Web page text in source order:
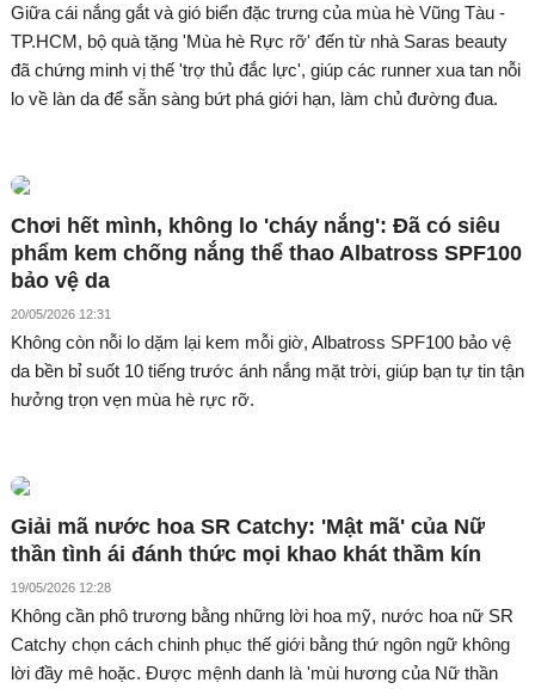
Giữa cái nắng gắt và gió biển đặc trưng của mùa hè Vũng Tàu -
TP.HCM, bộ quà tặng 'Mùa hè Rực rỡ' đến từ nhà Saras beauty
đã chứng minh vị thế 'trợ thủ đắc lực', giúp các runner xua tan nỗi
lo về làn da để sẵn sàng bứt phá giới hạn, làm chủ đường đua.
Chơi hết mình, không lo 'cháy nắng': Đã có siêu
phẩm kem chống nắng thể thao Albatross SPF100
bảo vệ da
20/05/2026 12:31
Không còn nỗi lo dặm lại kem mỗi giờ, Albatross SPF100 bảo vệ
da bền bỉ suốt 10 tiếng trước ánh nắng mặt trời, giúp bạn tự tin tận
hưởng trọn vẹn mùa hè rực rỡ.
Giải mã nước hoa SR Catchy: 'Mật mã' của Nữ
thần tình ái đánh thức mọi khao khát thầm kín
19/05/2026 12:28
Không cần phô trương bằng những lời hoa mỹ, nước hoa nữ SR
Catchy chọn cách chinh phục thế giới bằng thứ ngôn ngữ không
lời đầy mê hoặc. Được mệnh danh là 'mùi hương của Nữ thần